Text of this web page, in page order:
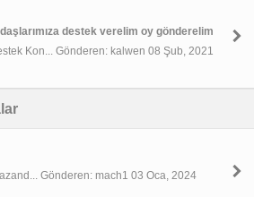
destek verelim oy gönderelim
Kon... Gönderen: kalwen 08 Şub, 2021
Gönderen: mach1 03 Oca, 2024